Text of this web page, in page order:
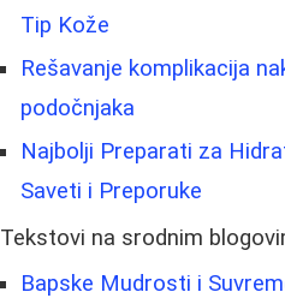
Tip Kože
Rešavanje komplikacija
podočnjaka
Najbolji Preparati za
Saveti i Preporuke
Tekstovi na srodnim
Bapske Mudrosti i